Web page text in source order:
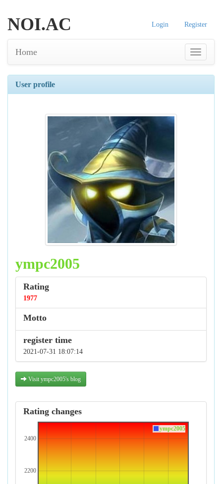
Login Register
NOI.AC
Home
User profile
ympc2005
Rating
1977
Motto
register time
2021-07-31 18:07:14
Visit ympc2005's blog
Rating changes
2200
2400
ympc2005